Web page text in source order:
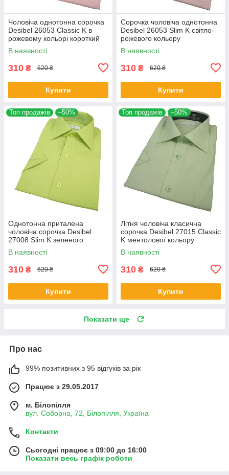
Чоловіча однотонна сорочка
Desibel 26053 Classic K в
рожевому кольорі короткий
рукав
В наявності
310 ₴ 620 ₴
Купити
Сорочка чоловіча однотонна
Desibel 26053 Slim K світло-
рожевого кольору
В наявності
310 ₴ 620 ₴
Купити
Топ продажів –50%
Однотонна приталена
чоловіча сорочка Desibel
27008 Slim K зеленого
кольору короткий рукав
В наявності
310 ₴ 620 ₴
Купити
Топ продажів –50%
Літня чоловіча класична
сорочка Desibel 27015 Classic
K ментолової кольору
В наявності
310 ₴ 620 ₴
Купити
Показати ще
Про нас
99% позитивних з 95 відгуків за рік
Працює з 29.05.2017
м. Білопілля
вул. Соборна, 72, Білопілля, Україна
Контакти
Сьогодні працює з 09:00 до 16:00
Показати весь графік роботи